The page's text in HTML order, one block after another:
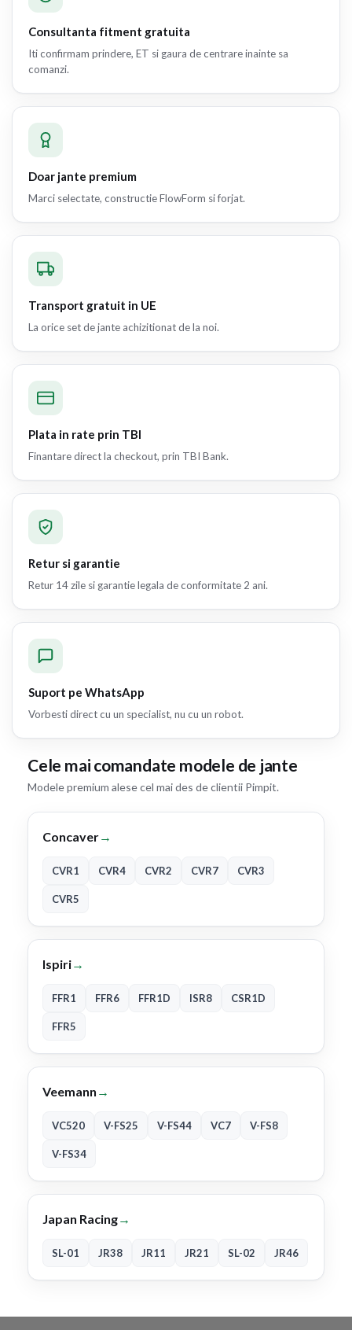
Consultanta fitment gratuita
Iti confirmam prindere, ET si gaura de centrare inainte sa
comanzi.
Doar jante premium
Marci selectate, constructie FlowForm si forjat.
Transport gratuit in UE
La orice set de jante achizitionat de la noi.
Plata in rate prin TBI
Finantare direct la checkout, prin TBI Bank.
Retur si garantie
Retur 14 zile si garantie legala de conformitate 2 ani.
Suport pe WhatsApp
Vorbesti direct cu un specialist, nu cu un robot.
Cele mai comandate modele de jante
Modele premium alese cel mai des de clientii Pimpit.
Concaver→
CVR1 CVR4 CVR2 CVR7 CVR3
CVR5
Ispiri→
FFR1 FFR6 FFR1D ISR8 CSR1D
FFR5
Veemann →
VC520 V-FS25 V-FS44 VC7 V-FS8
V-FS34
Japan Racing→
SL-01 JR38 JR11 JR21 SL-02 JR46